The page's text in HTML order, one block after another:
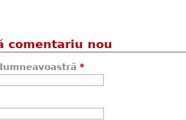
comentariu nou
*